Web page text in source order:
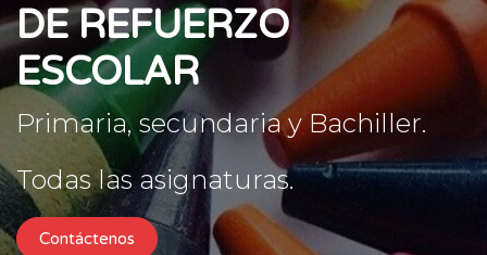
DE REFUERZO
ESCOLAR
Primaria, secundaria y Bachiller.
Todas las asignaturas.
Contáctenos